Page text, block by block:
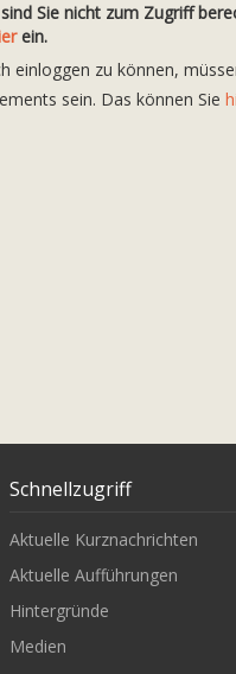
Sie nicht zum Zugriff
ein.
einloggen zu können,
sein. Das können Sie
Schnellzugriff
Aktuelle Kurznachrichten
Aktuelle Aufführungen
Hintergründe
Medien